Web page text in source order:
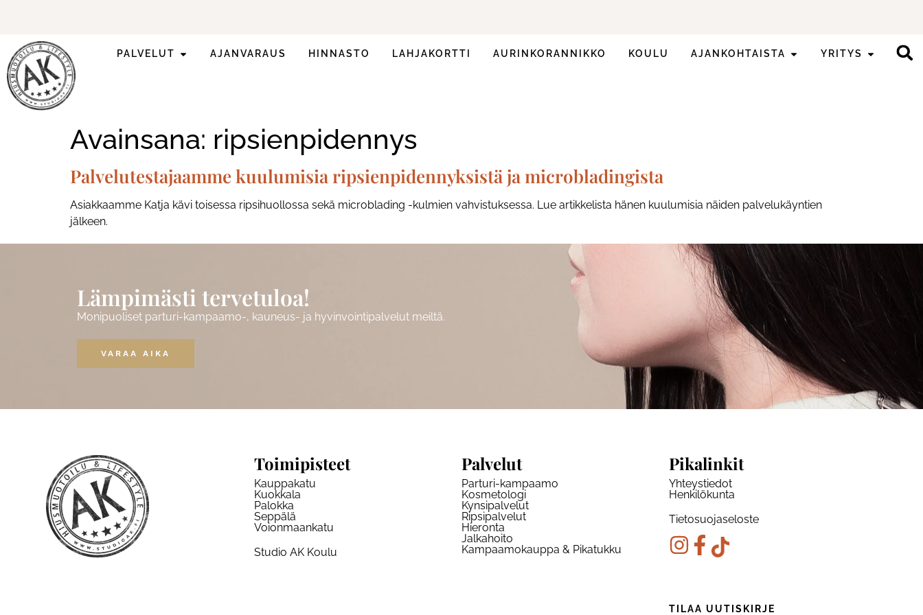
PALVELUT AJANVARAUS HINNASTO LAHJAKORTTI AURINKORANNIKKO KOULU AJANKOHTAISTA YRITYS
Avainsana: ripsienpidennys
Palvelutestajaamme kuulumisia ripsienpidennyksistä ja microbladingista
Asiakkaamme Katja kävi toisessa ripsihuollossa sekä microblading -kulmien vahvistuksessa. Lue artikkelista hänen kuulumisia näiden palvelukäyntien
jälkeen.
Lämpimästi tervetuloa!
Monipuoliset parturi-kampaamo-, kauneus- ja hyvinvointipalvelut meiltä.
VARAA AIKA
Toimipisteet
Kauppakatu
Kuokkala
Palokka
Seppälä
Voionmaankatu
Studio AK Koulu
Palvelut
Parturi-kampaamo
Kosmetologi
Kynsipalvelut
Ripsipalvelut
Hieronta
Jalkahoito
Kampaamokauppa & Pikatukku
Pikalinkit
Yhteystiedot
Henkilökunta
Tietosuojaseloste
TILAA UUTISKIRJE